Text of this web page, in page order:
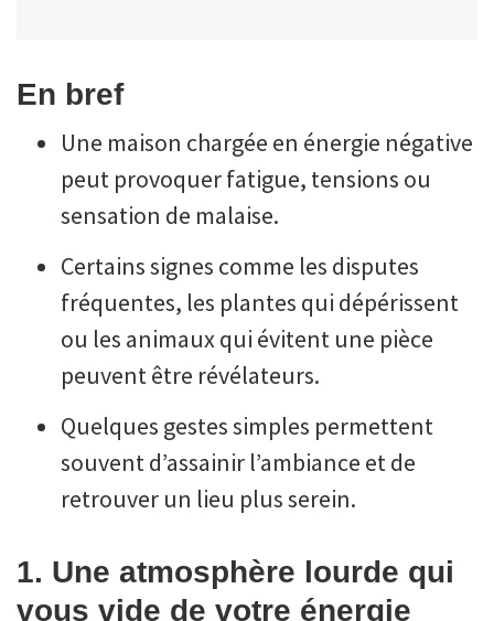
En bref
Une maison chargée en énergie négative
peut provoquer fatigue, tensions ou
sensation de malaise.
Certains signes comme les disputes
fréquentes, les plantes qui dépérissent
ou les animaux qui évitent une pièce
peuvent être révélateurs.
Quelques gestes simples permettent
souvent d’assainir l’ambiance et de
retrouver un lieu plus serein.
1. Une atmosphère lourde qui
vous vide de votre énergie